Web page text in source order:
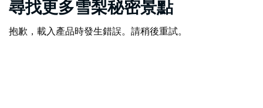
尋找更多雪梨秘密景點
抱歉，載入產品時發生錯誤。請稍後重試。